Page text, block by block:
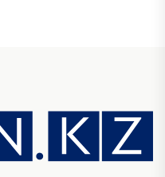
сатудан
жауап